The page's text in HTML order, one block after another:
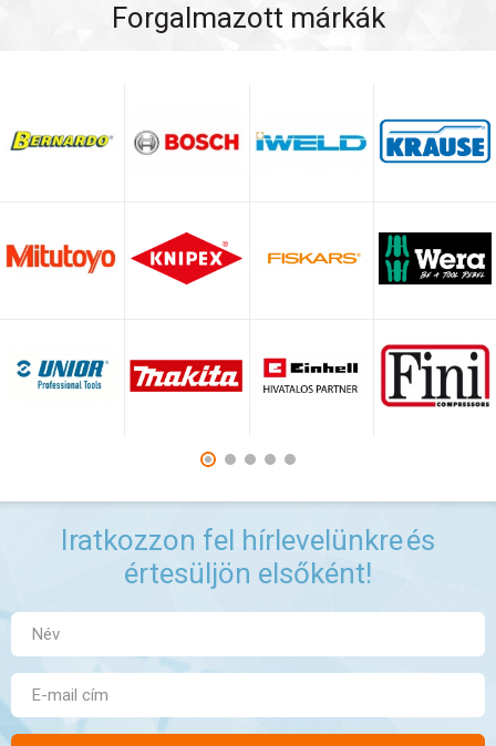
Forgalmazott márkák
Iratkozzon fel hírlevelünkreés
értesüljön elsőként!